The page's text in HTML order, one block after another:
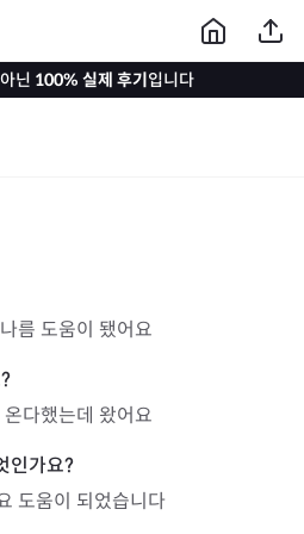
닌 100% 실제 후기입니다
름 도움이 됐어요
다했는데 왔어요
도움이 되었습니다